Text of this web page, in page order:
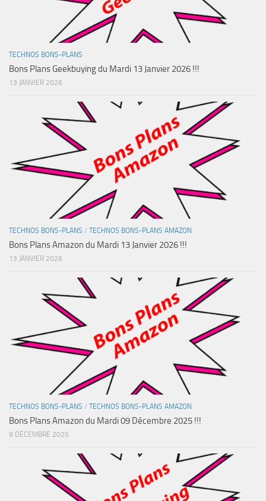
TECHNOS BONS-PLANS
Bons Plans Geekbuying du Mardi 13 Janvier 2026 !!!
13 JANVIER 2026
TECHNOS BONS-PLANS / TECHNOS BONS-PLANS AMAZON
Bons Plans Amazon du Mardi 13 Janvier 2026 !!!
13 JANVIER 2026
TECHNOS BONS-PLANS / TECHNOS BONS-PLANS AMAZON
Bons Plans Amazon du Mardi 09 Décembre 2025 !!!
9 DÉCEMBRE 2025